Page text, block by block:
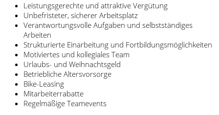
Leistungsgerechte und attraktive Vergütung
Unbefristeter, sicherer Arbeitsplatz
Verantwortungsvolle Aufgaben und selbstständiges
Arbeiten
Strukturierte Einarbeitung und Fortbildungsmöglichkeiten
Motiviertes und kollegiales Team
Urlaubs- und Weihnachtsgeld
Betriebliche Altersvorsorge
Bike-Leasing
Mitarbeiterrabatte
Regelmäßige Teamevents